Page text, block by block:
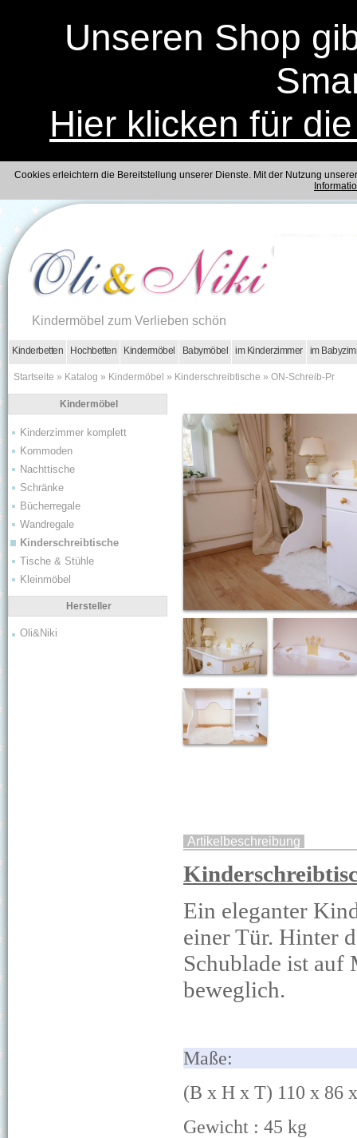
Unseren Shop
Hier klicken für
Cookies erleichtern die Bereitstellung unserer Dienste. Mit der Nutzung
Kindermöbel zum Verlieben schön
Kinderbetten Hochbetten Kindermöbel Babymöbel im Kinderzimmer im
Startseite » Katalog » Kindermöbel » Kinderschreibtische » ON-Schreib-Pr
Kindermöbel
Kinderzimmer komplett
Kommoden
Nachttische
Schränke
Bücherregale
Wandregale
Kinderschreibtische
Tische & Stühle
Kleinmöbel
Hersteller
Oli&Niki
Artikelbeschreibung
Ein eleganter
einer Tür. Hinter
Schublade ist
beweglich.
Maß
(B x H x T) 110 x 86
Gewicht : 45 kg